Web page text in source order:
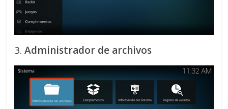
3.Administrador de archivos